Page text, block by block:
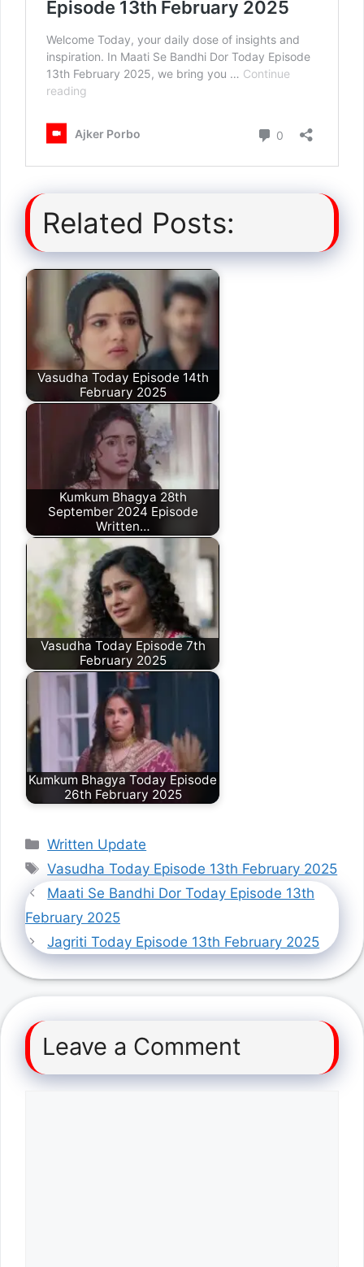
Related Posts:
Vasudha Today Episode 14th
February 2025
Kumkum Bhagya 28th
September 2024 Episode
Written…
Vasudha Today Episode 7th
February 2025
Kumkum Bhagya Today Episode
26th February 2025
Categories
Written Update
Tags
Vasudha Today Episode 13th February 2025
Maati Se Bandhi Dor Today Episode 13th
February 2025
Jagriti Today Episode 13th February 2025
Leave a Comment